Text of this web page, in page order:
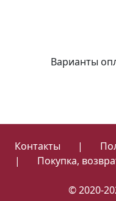
Варианты
Контакты |
|
Покупка,
© 2020-